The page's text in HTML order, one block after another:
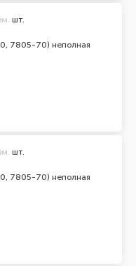
7805-70) неполная
шт.
7805-70) неполная
шт.